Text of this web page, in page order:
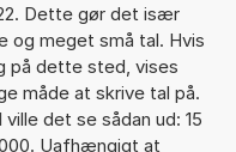
Dette gør det især
meget små tal. Hvis
på dette sted, vises
måde at skrive tal på.
det se sådan ud: 15
Uafhængigt at